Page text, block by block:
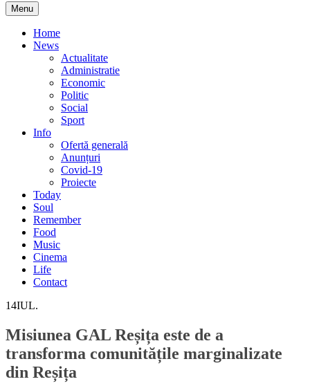
Menu Skip
to
content
Home
News
Actualitate
Administratie
Economic
Politic
Social
Sport
Info
Ofertă generală
Anunțuri
Covid-19
Proiecte
Today
Soul
Remember
Food
Music
Cinema
Life
Contact
14IUL.
Misiunea GAL Reșița este de a
transforma comunitățile marginalizate
din Reșița